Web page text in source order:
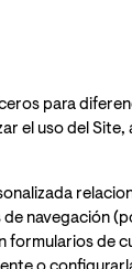
los gemelos
monitorizarlo y
el
para
el uso del Site,
navegación
formularios de